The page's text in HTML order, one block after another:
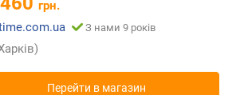
грн.
З нами 9 років
Перейти в магазин